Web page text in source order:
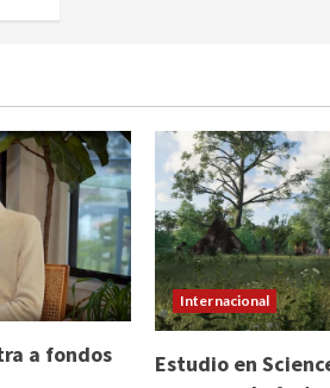
a fondos
Internacional
Estudio en